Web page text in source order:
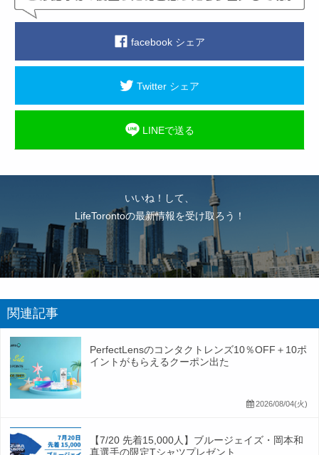
facebook シェア
Twitter シェア
LINEで送る
いいね！して、
LifeTorontoの最新情報を受け取ろう！
関連記事
PerfectLensのコンタクトレンズ10％OFF＋10ポ
イントがもらえるクーポン出た
2026/08/04(火)
【7/20 先着15,000人】ブルージェイズ・岡本和
真選手の限定Tシャツプレゼント